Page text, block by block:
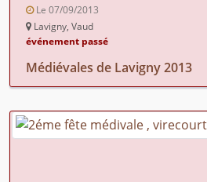
Le 07/09/2013
Lavigny, Vaud
événement passé
Médiévales de Lavigny 2013